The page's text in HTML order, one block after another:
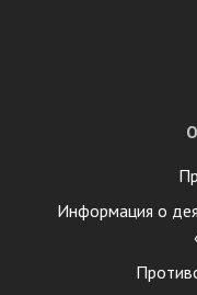
Информация о